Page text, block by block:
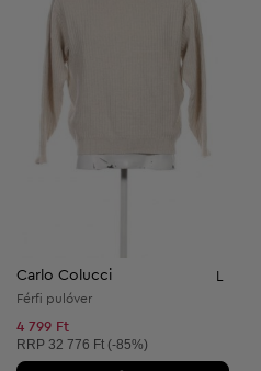
Carlo Colucci L
Férfi pulóver
4 799 Ft
Ajánlott ár:
RRP 32 776 Ft (-85%)